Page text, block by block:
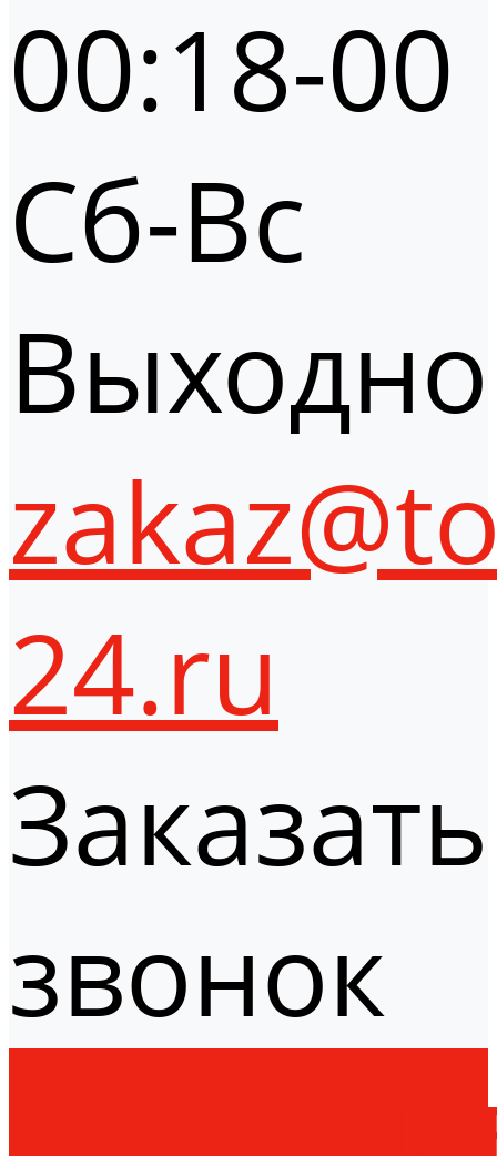
00:18-00
Сб-Вс
24.ru
Заказать
звонок